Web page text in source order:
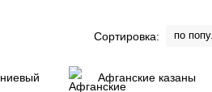
Сортировка: по
Афганские казаны